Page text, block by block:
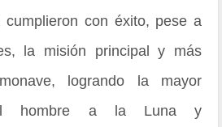
cumplieron con éxito, pese a
la misión principal y más
logrando la mayor
hombre a la Luna y